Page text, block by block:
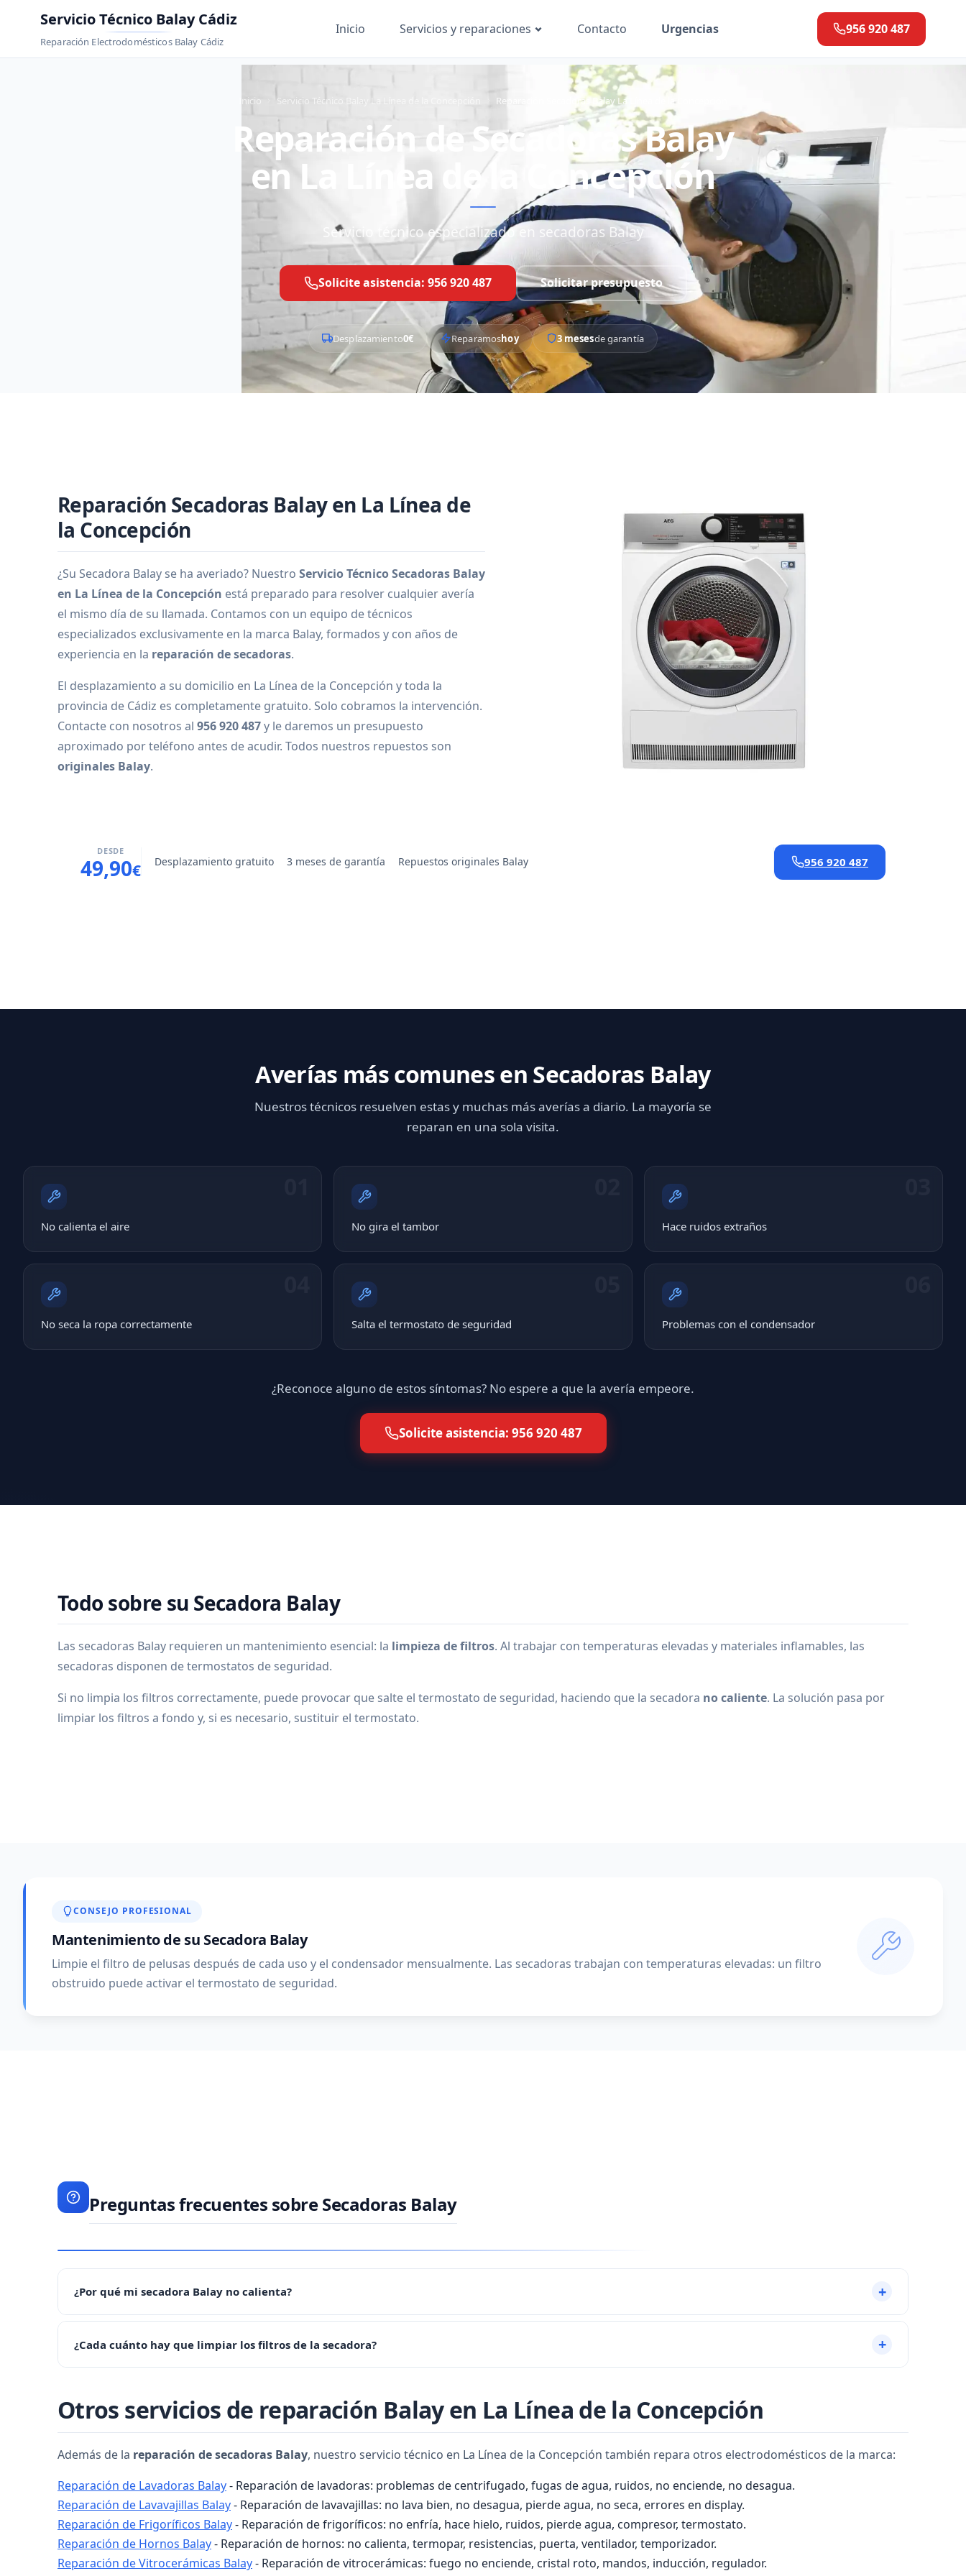
Servicio Técnico Balay Cádiz
Reparación Electrodomésticos Balay Cádiz
Inicio Servicios y reparaciones Contacto Urgencias 956 920 487
Inicio Servicio Técnico Balay La Línea de la Concepción Reparación Secadoras Balay La Línea de la Concepción
Reparación de Secadoras Balay
en La Línea de la Concepción
Servicio técnico especializado en secadoras Balay
Solicite asistencia: 956 920 487 Solicitar presupuesto
Desplazamiento0€ Reparamoshoy 3 mesesde garantía
Reparación Secadoras Balay en La Línea de
la Concepción
¿Su Secadora Balay se ha averiado? Nuestro Servicio Técnico Secadoras Balay
en La Línea de la Concepción está preparado para resolver cualquier avería
el mismo día de su llamada. Contamos con un equipo de técnicos
especializados exclusivamente en la marca Balay, formados y con años de
experiencia en la reparación de secadoras.
El desplazamiento a su domicilio en La Línea de la Concepción y toda la
provincia de Cádiz es completamente gratuito. Solo cobramos la intervención.
Contacte con nosotros al 956 920 487y le daremos un presupuesto
aproximado por teléfono antes de acudir. Todos nuestros repuestos son
originales Balay.
DESDE
49,90€ Desplazamiento gratuito 3 meses de garantía Repuestos originales Balay 956 920 487
Averías más comunes en Secadoras Balay
Nuestros técnicos resuelven estas y muchas más averías a diario. La mayoría se
reparan en una sola visita.
No calienta el aire No gira el tambor Hace ruidos extraños
No seca la ropa correctamente Salta el termostato de seguridad Problemas con el condensador
¿Reconoce alguno de estos síntomas? No espere a que la avería empeore.
Solicite asistencia: 956 920 487
Todo sobre su Secadora Balay
Las secadoras Balay requieren un mantenimiento esencial: la limpieza de filtros. Al trabajar con temperaturas elevadas y materiales inflamables, las
secadoras disponen de termostatos de seguridad.
Si no limpia los filtros correctamente, puede provocar que salte el termostato de seguridad, haciendo que la secadora no caliente. La solución pasa por
limpiar los filtros a fondo y, si es necesario, sustituir el termostato.
CONSEJO PROFESIONAL
Mantenimiento de su Secadora Balay
Limpie el filtro de pelusas después de cada uso y el condensador mensualmente. Las secadoras trabajan con temperaturas elevadas: un filtro
obstruido puede activar el termostato de seguridad.
Preguntas frecuentes sobre Secadoras Balay
¿Por qué mi secadora Balay no calienta?
asistencia técnica: 956 920 487.
¿Cada cuánto hay que limpiar los filtros de la secadora?
Otros servicios de reparación Balay en La Línea de la Concepción
Además de la reparación de secadoras Balay, nuestro servicio técnico en La Línea de la Concepción también repara otros electrodomésticos de la marca:
Reparación de Lavadoras Balay- Reparación de lavadoras: problemas de centrifugado, fugas de agua, ruidos, no enciende, no desagua.
Reparación de Lavavajillas Balay- Reparación de lavavajillas: no lava bien, no desagua, pierde agua, no seca, errores en display.
Reparación de Frigoríficos Balay- Reparación de frigoríficos: no enfría, hace hielo, ruidos, pierde agua, compresor, termostato.
Reparación de Hornos Balay- Reparación de hornos: no calienta, termopar, resistencias, puerta, ventilador, temporizador.
Reparación de Vitrocerámicas Balay- Reparación de vitrocerámicas: fuego no enciende, cristal roto, mandos, inducción, regulador.